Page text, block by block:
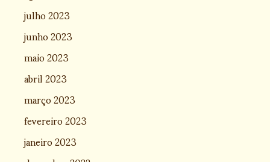
julho 2023
junho 2023
maio 2023
abril 2023
março 2023
fevereiro 2023
janeiro 2023